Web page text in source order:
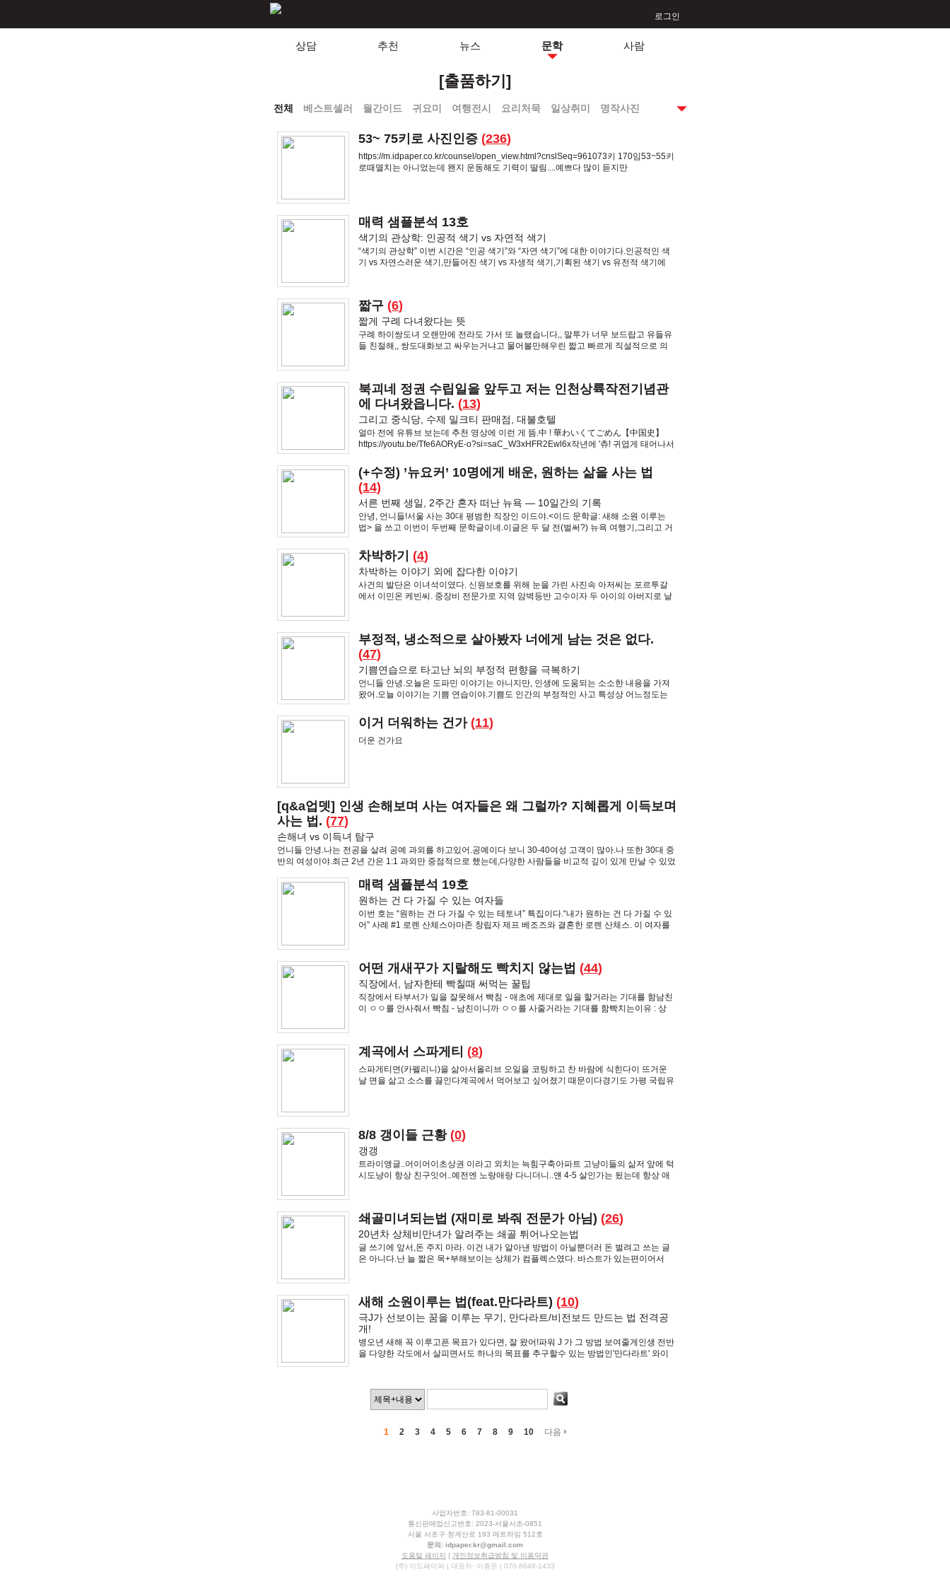
로그인
상담 추천 뉴스 문학 사람
[출품하기]
전체 베스트셀러 월간이드 귀요미 여행전시 요리처묵 일상취미 명작사진
53~ 75키로 사진인증 (236)
https://m.idpaper.co.kr/counsel/open_view.html?cnslSeq=961073키 170임53~55키
로때멸치는 아니었는데 왠지 운동해도 기력이 딸림....예쁘다 많이 듣지만
매력 샘플분석 13호
색기의 관상학: 인공적 색기 vs 자연적 색기
“색기의 관상학” 이번 시간은 “인공 색기”와 “자연 색기”에 대한 이야기다.인공적인 색
기 vs 자연스러운 색기,만들어진 색기 vs 자생적 색기,기획된 색기 vs 유전적 색기에
짧구 (6)
짧게 구례 다녀왔다는 뜻
구례 하이쌍도녀 오랜만에 전라도 가서 또 놀랬습니다,, 말투가 너무 보드랍고 유들유
들 친절해,, 쌍도대화보고 싸우는거냐고 물어볼만해우린 짧고 빠르게 직설적으로 의
북괴네 정권 수립일을 앞두고 저는 인천상륙작전기념관
에 다녀왔읍니다. (13)
그리고 중식당, 수제 밀크티 판매점, 대불호텔
얼마 전에 유튜브 보는데 추천 영상에 이런 게 뜸.中 ! 華わいくてごめん【中国史】
https://youtu.be/Tfe6AORyE-o?si=saC_W3xHFR2Ewl6x작년에 '츄! 귀엽게 태어나서
(+수정) ’뉴요커’ 10명에게 배운, 원하는 삶을 사는 법
(14)
서른 번째 생일, 2주간 혼자 떠난 뉴욕 — 10일간의 기록
안녕, 언니들!서울 사는 30대 평범한 직장인 이드야.<이드 문학글: 새해 소원 이루는
법> 을 쓰고 이번이 두번째 문학글이네.이글은 두 달 전(벌써?) 뉴욕 여행기,그리고 거
차박하기 (4)
차박하는 이야기 외에 잡다한 이야기
사건의 발단은 이녀석이였다. 신원보호를 위해 눈을 가린 사진속 아저씨는 포르투갈
에서 이민온 케빈씨. 중장비 전문가로 지역 암벽등반 고수이자 두 아이의 아버지로 날
부정적, 냉소적으로 살아봤자 너에게 남는 것은 없다.
(47)
기쁨연습으로 타고난 뇌의 부정적 편향을 극복하기
언니들 안녕.오늘은 도파민 이야기는 아니지만, 인생에 도움되는 소소한 내용을 가져
왔어.오늘 이야기는 기쁨 연습이야.기쁨도 인간의 부정적인 사고 특성상 어느정도는
이거 더워하는 건가 (11)
더운 건가요
[q&a업뎃] 인생 손해보며 사는 여자들은 왜 그럴까? 지혜롭게 이득보며
사는 법. (77)
손해녀 vs 이득녀 탐구
언니들 안녕.나는 전공을 살려 공예 과외를 하고있어.공예이다 보니 30-40여성 고객이 많아.나 또한 30대 중
반의 여성이야.최근 2년 간은 1:1 과외만 중점적으로 했는데,다양한 사람들을 비교적 깊이 있게 만날 수 있었
매력 샘플분석 19호
원하는 건 다 가질 수 있는 여자들
이번 호는 “원하는 건 다 가질 수 있는 테토녀” 특집이다.“내가 원하는 건 다 가질 수 있
어” 사례 #1 로렌 산체스아마존 창립자 제프 베조즈와 결혼한 로렌 산체스. 이 여자를
어떤 개새꾸가 지랄해도 빡치지 않는법 (44)
직장에서, 남자한테 빡칠때 써먹는 꿀팁
직장에서 타부서가 일을 잘못해서 빡침 - 애초에 제대로 일을 할거라는 기대를 함남친
이 ㅇㅇ를 안사줘서 빡침 - 남친이니까 ㅇㅇ를 사줄거라는 기대를 함빡치는이유 : 상
계곡에서 스파게티 (8)
스파게티면(카펠리니)을 삶아서올리브 오일을 코팅하고 찬 바람에 식힌다이 뜨거운
날 면을 삶고 소스를 끓인다계곡에서 먹어보고 싶어졌기 때문이다경기도 가평 국립유
8/8 갱이들 근황 (0)
갱갱
트라이앵글..어이어이초상권 이라고 외치는 늑힘구축아파트 고냥이들의 삶저 앞에 턱
시도냥이 항상 친구잇어..예전엔 노랑애랑 다니더니..얜 4-5 살인가는 됬는데 항상 애
쇄골미녀되는법 (재미로 봐줘 전문가 아님) (26)
20년차 상체비만녀가 알려주는 쇄골 튀어나오는법
글 쓰기에 앞서,돈 주지 마라. 이건 내가 알아낸 방법이 아닐뿐더러 돈 벌려고 쓰는 글
은 아니다.난 늘 짧은 목+부해보이는 상체가 컴플렉스였다. 바스트가 있는편이어서
새해 소원이루는 법(feat.만다라트) (10)
극J가 선보이는 꿈을 이루는 무기, 만다라트/비전보드 만드는 법 전격공
개!
병오년 새해 꼭 이루고픈 목표가 있다면, 잘 왔어!파워 J 가 그 방법 보여줄게인생 전반
을 다양한 각도에서 살피면서도 하나의 목표를 추구할수 있는 방법인'만다라트' 와이
1 2 3 4 5 6 7 8 9 10 다음 ›
사업자번호: 783-81-00031
통신판매업신고번호: 2023-서울서초-0851
서울 서초구 청계산로 193 메트하임 512호
문의: idpaper.kr@gmail.com
도움말 페이지
| 개인정보취급방침 및 이용약관
(주) 이드페이퍼 | 대표자: 이종운 | 070-8648-1433